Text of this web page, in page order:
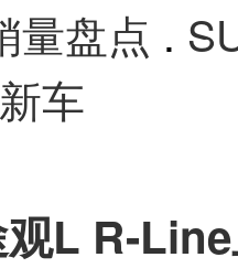
量盘点 .
新车
L R-